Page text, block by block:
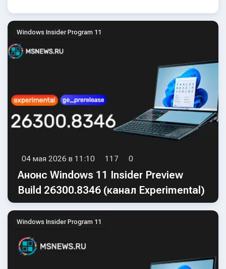
Windows Insider Program 11
04 мая 2026 в 11:10 117 0
Анонс Windows 11 Insider Preview
Build 26300.8346 (канал Experimental)
Windows Insider Program 11